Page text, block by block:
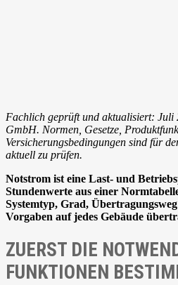
Fachlich geprüft und aktualisiert: Juli
GmbH. Normen, Gesetze,
Versicherungsbedingungen sind für
aktuell zu prüfen.
Notstrom ist eine Last- und
Stundenwerte aus einer
Systemtyp, Grad,
Vorgaben auf jedes Gebäude
ZUERST DIE
FUNKTIONEN